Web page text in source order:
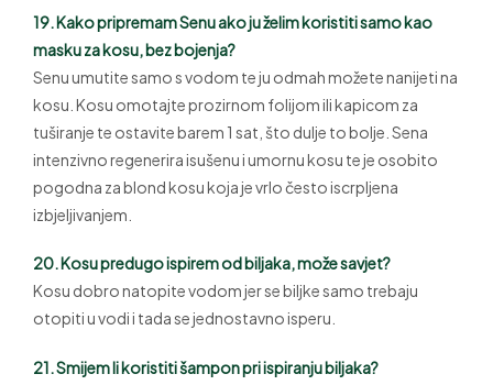
19. Kako pripremam Senu ako ju želim koristiti samo kao
masku za kosu, bez bojenja?
Senu umutite samo s vodom te ju odmah možete nanijeti na
kosu. Kosu omotajte prozirnom folijom ili kapicom za
tuširanje te ostavite barem 1 sat, što dulje to bolje. Sena
intenzivno regenerira isušenu i umornu kosu te je osobito
pogodna za blond kosu koja je vrlo često iscrpljena
izbjeljivanjem.
20. Kosu predugo ispirem od biljaka, može savjet?
Kosu dobro natopite vodom jer se biljke samo trebaju
otopiti u vodi i tada se jednostavno isperu.
21. Smijem li koristiti šampon pri ispiranju biljaka?